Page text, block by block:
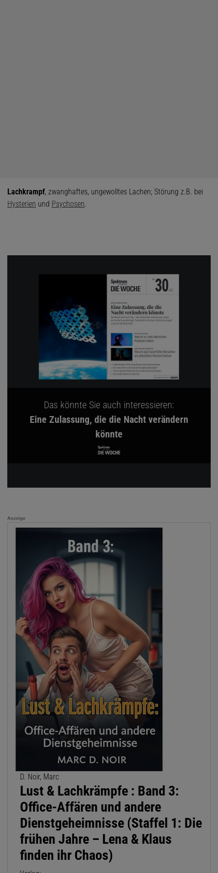
Lachkrampf, zwanghaftes, ungewolltes Lachen; Störung z.B. bei
Hysterien und Psychosen.
Das könnte Sie auch interessieren:
Eine Zulassung, die die Nacht verändern
könnte
Anzeige
D. Noir, Marc
Lust & Lachkrämpfe : Band 3:
Office-Affären und andere
Dienstgeheimnisse (Staffel 1: Die
frühen Jahre – Lena & Klaus
finden ihr Chaos)